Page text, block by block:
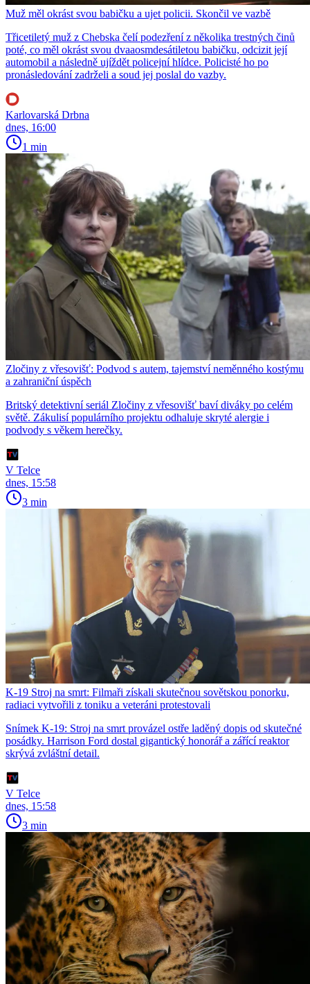
Muž měl okrást svou babičku a ujet policii. Skončil ve vazbě
Třicetiletý muž z Chebska čelí podezření z několika trestných činů
poté, co měl okrást svou dvaaosmdesátiletou babičku, odcizit její
automobil a následně ujíždět policejní hlídce. Policisté ho po
pronásledování zadrželi a soud jej poslal do vazby.
Karlovarská Drbna
dnes, 16:00
1 min
Zločiny z vřesovišť: Podvod s autem, tajemství neměnného kostýmu
a zahraniční úspěch
Britský detektivní seriál Zločiny z vřesovišť baví diváky po celém
světě. Zákulisí populárního projektu odhaluje skryté alergie i
podvody s věkem herečky.
V Telce
dnes, 15:58
3 min
K-19 Stroj na smrt: Filmaři získali skutečnou sovětskou ponorku,
radiaci vytvořili z toniku a veteráni protestovali
Snímek K-19: Stroj na smrt provázel ostře laděný dopis od skutečné
posádky. Harrison Ford dostal gigantický honorář a zářící reaktor
skrývá zvláštní detail.
V Telce
dnes, 15:58
3 min